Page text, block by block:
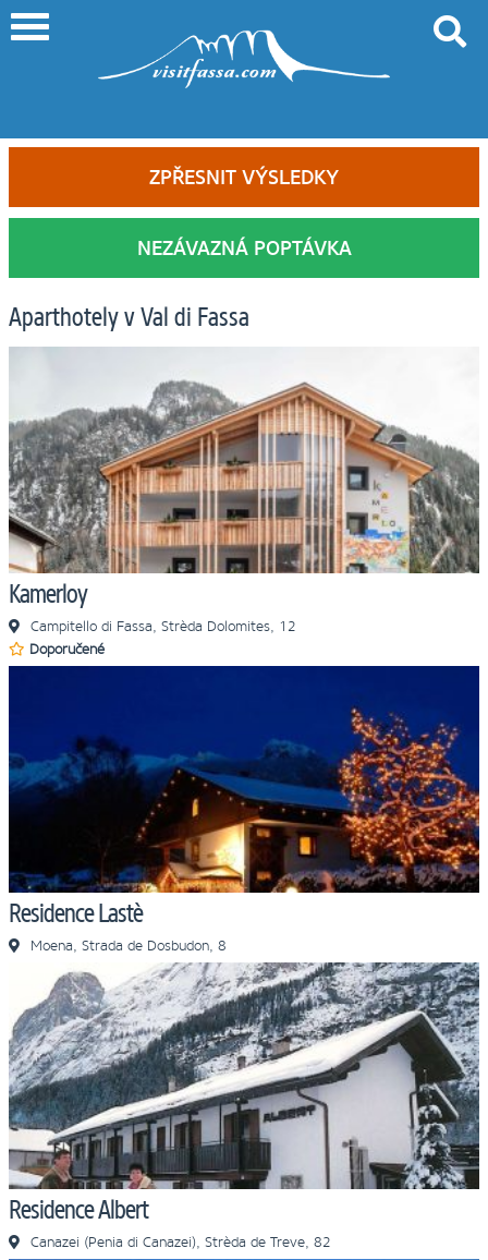
ZPŘESNIT VÝSLEDKY
NEZÁVAZNÁ POPTÁVKA
Aparthotely v Val di Fassa
Kamerloy
Campitello di Fassa, Strèda Dolomites, 12
Doporučené
Residence Lastè
Moena, Strada de Dosbudon, 8
Residence Albert
Canazei (Penia di Canazei), Strèda de Treve, 82